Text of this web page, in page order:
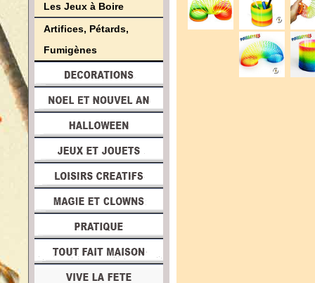
Les Jeux à Boire
Artifices, Pétards,
Fumigènes